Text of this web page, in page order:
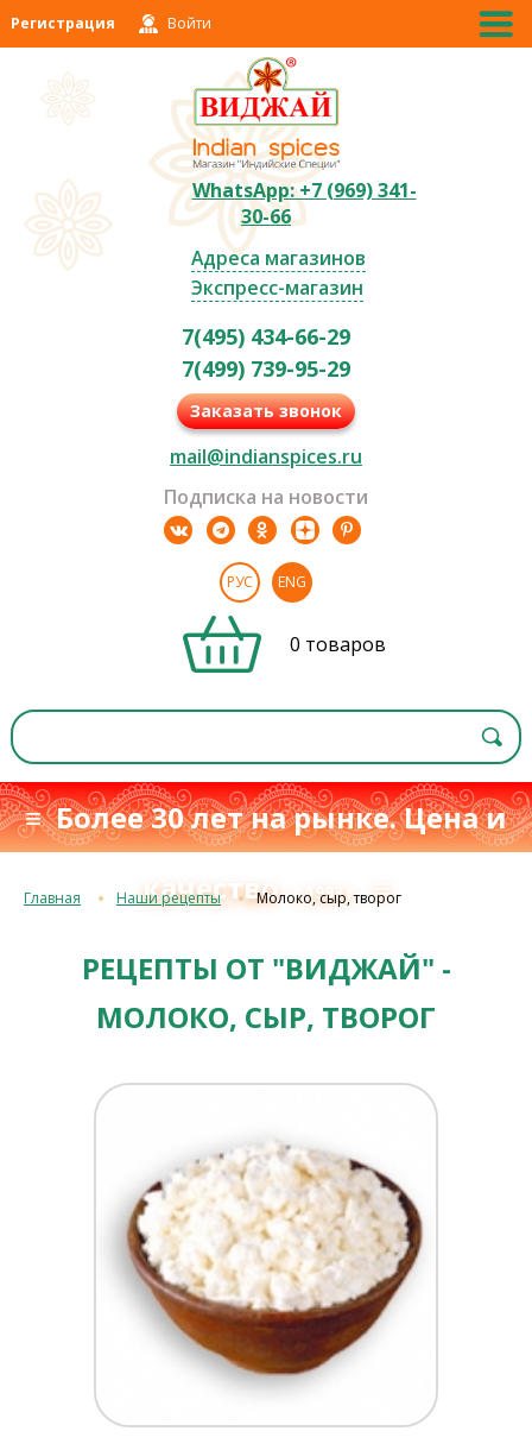
Регистрация Войти
WhatsApp: +7 (969) 341-
30-66
Адреса магазинов
Экспресс-магазин
7(495) 434-66-29
7(499) 739-95-29
Заказать звонок
mail@indianspices.ru
Подписка на новости
РУС ENG
0 товаров
≡ Более 30 лет на рынке. Цена и
качествос 1993 г.≡
Главная Наши рецепты Молоко, сыр, творог
РЕЦЕПТЫ ОТ "ВИДЖАЙ" -
МОЛОКО, СЫР, ТВОРОГ